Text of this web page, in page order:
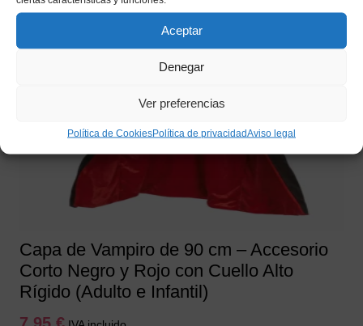
Aceptar
Denegar
Ver preferencias
Política de CookiesPolítica de privacidadAviso legal
Capa de Vampiro de 90 cm – Accesorio
Corto Negro y Rojo con Cuello Alto
Rígido (Adulto e Infantil)